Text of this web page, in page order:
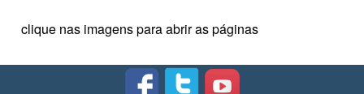
clique nas imagens para abrir as páginas